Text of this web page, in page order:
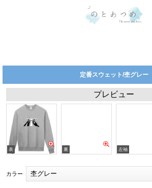
定番スウェット/杢グレー
プレビュー
カラー 杢グレー